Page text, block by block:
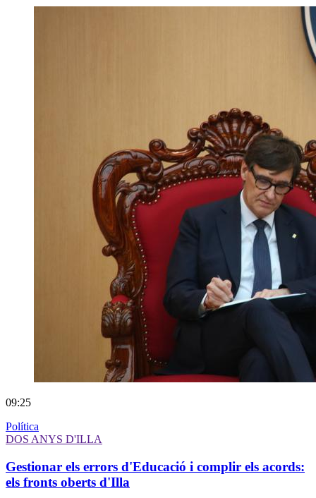
09:25
Política
DOS ANYS D'ILLA
Gestionar els errors d'Educació i complir els acords:
els fronts oberts d'Illa